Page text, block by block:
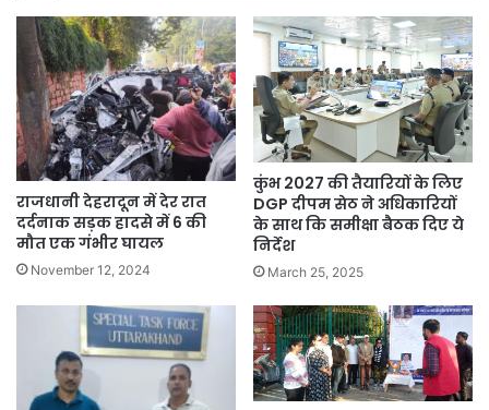
राजधानी देहरादून में देर रात
दर्दनाक सड़क हादसे में 6 की
मौत एक गंभीर घायल
November 12, 2024
कुंभ 2027 की तैयारियों के लिए
DGP दीपम सेठ ने अधिकारियों
के साथ कि समीक्षा बैठक दिए ये
निर्देश
March 25, 2025